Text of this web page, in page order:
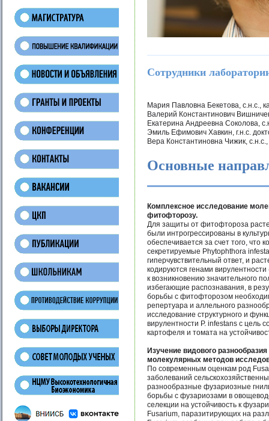
Сотрудники
Мария Павловна Бекетова, с.н.с.,
Валерий Константинович
Екатерина Андреевна Соколова,
Эмиль Ефимович Хавкин, г.н.с.
Вера Константиновна Чижик,
Основные
Комплексное исследование
фитофторозу.
Для защиты от фитофтороза
были интрогрессированы в
обеспечивается за счет того,
секретируемые Phytophthora
гиперчувствительный ответ, и
кодируются генами
к возникновению значительного
избегающие распознавания, в
борьбы с фитофторозом
репертуара и аллельного
исследование структурного и
вирулентности P. infestans с цель
картофеля и томата на
Изучение видового
молекулярных методов
По современным оценкам род
заболеваний
разнообразные фузариозные
борьбы с фузариозами в
селекции на устойчивость к
Fusarium, паразитирующих на